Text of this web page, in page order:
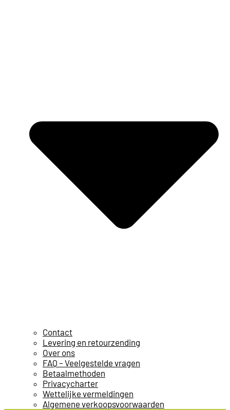
Contact
Levering en retourzending
Over ons
FAQ – Veelgestelde vragen
Betaalmethoden
Privacycharter
Wettelijke vermeldingen
Algemene verkoopsvoorwaarden